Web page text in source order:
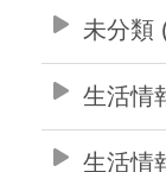
未分類
生活情
生活情